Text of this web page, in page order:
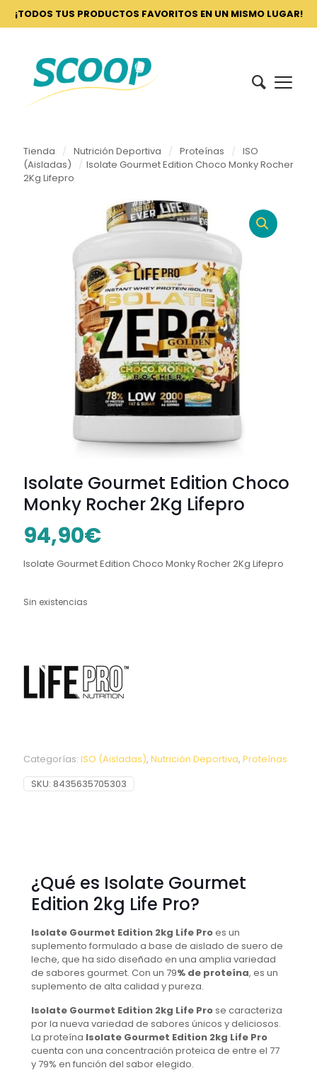
¡TODOS TUS PRODUCTOS FAVORITOS EN UN MISMO LUGAR!
Tienda / Nutrición Deportiva / Proteínas / ISO
(Aisladas)
/ Isolate Gourmet Edition Choco Monky Rocher
2Kg Lifepro
Isolate Gourmet Edition Choco
Monky Rocher 2Kg Lifepro
94,90€
Isolate Gourmet Edition Choco Monky Rocher 2Kg Lifepro
Sin existencias
Categorías: ISO (Aisladas), Nutrición Deportiva, Proteínas
SKU: 8435635705303
¿Qué es Isolate Gourmet
Edition 2kg Life Pro?
Isolate Gourmet Edition 2kg Life Proes un
suplemento formulado a base de aislado de suero de
leche, que ha sido diseñado en una amplia variedad
de sabores gourmet. Con un 79% de proteína, es un
suplemento de alta calidad y pureza.
Isolate Gourmet Edition 2kg Life Prose caracteriza
por la nueva variedad de sabores únicos y deliciosos.
La proteína Isolate Gourmet Edition 2kg Life Pro
cuenta con una concentración proteica de entre el 77
y 79% en función del sabor elegido.